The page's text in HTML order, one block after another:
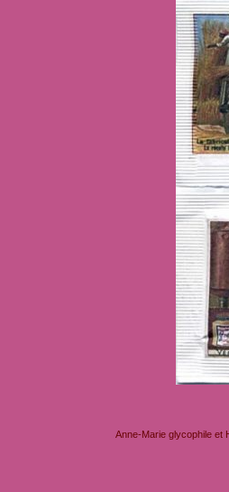
Anne-Marie glycophile